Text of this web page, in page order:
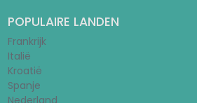
POPULAIRE LANDEN
Frankrijk
Italië
Kroatië
Spanje
Nederland